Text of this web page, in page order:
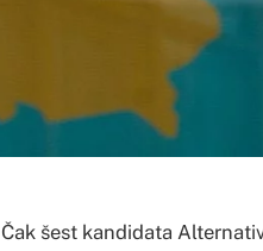
Čak šest kandidata